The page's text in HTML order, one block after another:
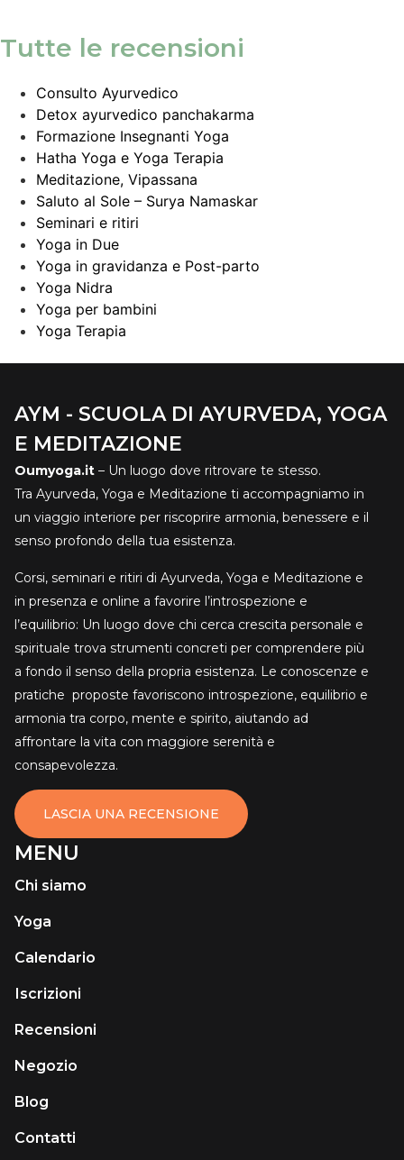
Tutte le recensioni
Consulto Ayurvedico
Detox ayurvedico panchakarma
Formazione Insegnanti Yoga
Hatha Yoga e Yoga Terapia
Meditazione, Vipassana
Saluto al Sole – Surya Namaskar
Seminari e ritiri
Yoga in Due
Yoga in gravidanza e Post-parto
Yoga Nidra
Yoga per bambini
Yoga Terapia
AYM - SCUOLA DI AYURVEDA, YOGA
E MEDITAZIONE
Oumyoga.it – Un luogo dove ritrovare te stesso.
Tra Ayurveda, Yoga e Meditazione ti accompagniamo in
un viaggio interiore per riscoprire armonia, benessere e il
senso profondo della tua esistenza.
Corsi, seminari e ritiri di Ayurveda, Yoga e Meditazione e
in presenza e online a favorire l’introspezione e
l’equilibrio: Un luogo dove chi cerca crescita personale e
spirituale trova strumenti concreti per comprendere più
a fondo il senso della propria esistenza. Le conoscenze e
pratiche proposte favoriscono introspezione, equilibrio e
armonia tra corpo, mente e spirito, aiutando ad
affrontare la vita con maggiore serenità e
consapevolezza.
LASCIA UNA RECENSIONE
MENU
Chi siamo
Yoga
Calendario
Іscrizioni
Recensioni
Negozio
Blog
Contatti